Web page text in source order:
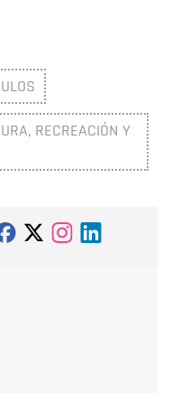
RECREACIÓN Y